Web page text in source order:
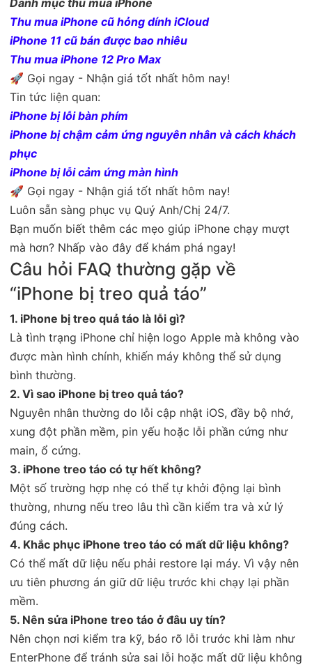
Thu mua iPhone cũ hỏng dính iCloud
iPhone 11 cũ bán được bao nhiêu
Thu mua iPhone 12 Pro Max
🚀 Gọi ngay - Nhận giá tốt nhất hôm nay!
Tin tức liện quan:
iPhone bị lỗi bàn phím
iPhone bị chậm cảm ứng nguyên nhân và cách khách
phục
iPhone bị lỗi cảm ứng màn hình
🚀 Gọi ngay - Nhận giá tốt nhất hôm nay!
Luôn sẵn sàng phục vụ Quý Anh/Chị 24/7.
Bạn muốn biết thêm các mẹo giúp iPhone chạy mượt
mà hơn? Nhấp vào đây để khám phá ngay!
Câu hỏi FAQ thường gặp về
“iPhone bị treo quả táo”
1. iPhone bị treo quả táo là lỗi gì?
Là tình trạng iPhone chỉ hiện logo Apple mà không vào
được màn hình chính, khiến máy không thể sử dụng
bình thường.
2. Vì sao iPhone bị treo quả táo?
Nguyên nhân thường do lỗi cập nhật iOS, đầy bộ nhớ,
xung đột phần mềm, pin yếu hoặc lỗi phần cứng như
main, ổ cứng.
3. iPhone treo táo có tự hết không?
Một số trường hợp nhẹ có thể tự khởi động lại bình
thường, nhưng nếu treo lâu thì cần kiểm tra và xử lý
đúng cách.
4. Khắc phục iPhone treo táo có mất dữ liệu không?
Có thể mất dữ liệu nếu phải restore lại máy. Vì vậy nên
ưu tiên phương án giữ dữ liệu trước khi chạy lại phần
mềm.
5. Nên sửa iPhone treo táo ở đâu uy tín?
Nên chọn nơi kiểm tra kỹ, báo rõ lỗi trước khi làm như
EnterPhone để tránh sửa sai lỗi hoặc mất dữ liệu không